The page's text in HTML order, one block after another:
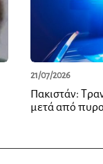
21/07/2026
Πακιστάν:
μετά από